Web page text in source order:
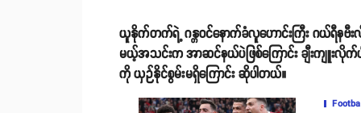
ယူနိုက်တက်ရဲ့ ဂန္တဝင်နောက်ခံလူဟောင်းကြီး ဂယ်ရီန
မယ့်အသင်းက အာဆင်နယ်ပဲဖြစ်ကြောင်း ချီးကျူးလို
ကို ယှဉ်နိုင်စွမ်းမရှိကြောင်း ဆိုပါတယ်။